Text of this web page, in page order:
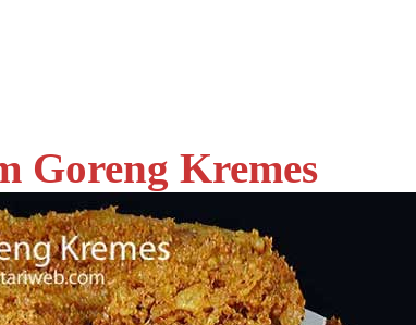
Goreng Kremes